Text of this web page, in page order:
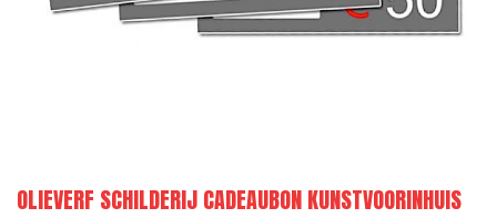
OLIEVERF SCHILDERIJ CADEAUBON KUNSTVOORINHUIS